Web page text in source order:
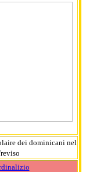
dei dominicani nel